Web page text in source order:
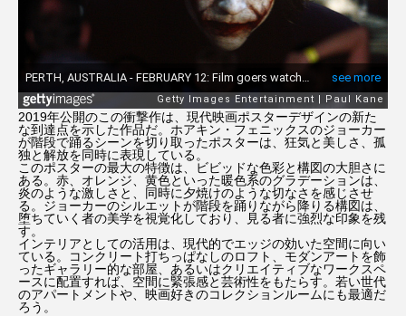
2019年公開のこの衝撃作は、現代映画ポスターデザインの新た
な到達点を示した作品だ。ホアキン・フェニックスのジョーカー
が階段で踊るシーンを切り取ったポスターは、狂気と美しさ、孤
独と解放を同時に表現している。
このポスターの最大の特徴は、ビビッドな色彩と構図の大胆さに
ある。赤、オレンジ、黄色といった暖色系のグラデーションは、
炎のような激しさと、同時に夕焼けのような切なさを感じさせ
る。ジョーカーのシルエットが階段を踊りながら降りる構図は、
堕ちていく者の美学を視覚化しており、見る者に強烈な印象を残
す。
インテリアとしての活用は、現代的でエッジの効いた空間に向い
ている。コンクリート打ちっぱなしのロフト、モダンアートを飾
ったギャラリー的な部屋、あるいはクリエイティブなワークスペ
ースに配置すれば、空間に緊張感と芸術性をもたらす。若い世代
のアパートメントや、映画好きのコレクションルームにも最適だ
ろう。